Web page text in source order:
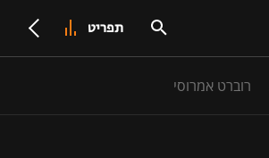
תפריט
רוברט אמרוסי